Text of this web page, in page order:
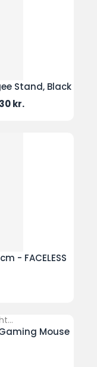
Stand, Black
kr.
- FACELESS
Gaming Mouse